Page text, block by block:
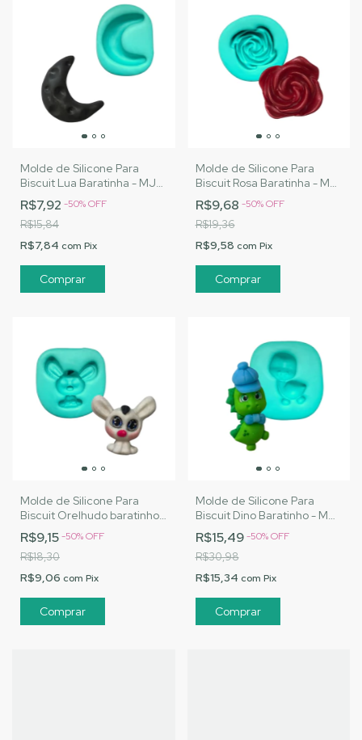
Molde de Silicone Para
Biscuit Lua Baratinha - MJ
Artesanatos |Cód. A083
R$7,92 -50%OFF
R$15,84
R$7,84 com Pix
Molde de Silicone Para
Biscuit Rosa Baratinha - MJ
Artesanatos |Cód. A089
R$9,68 -50%OFF
R$19,36
R$9,58 com Pix
Molde de Silicone Para
Biscuit Orelhudo baratinho -
MJ Artesanatos |Cód.
A068
R$9,15-50%OFF
R$18,30
R$9,06 com Pix
Molde de Silicone Para
Biscuit Dino Baratinho - MJ
Artesanatos |Cód. A071
R$15,49-50%OFF
R$30,98
R$15,34 com Pix